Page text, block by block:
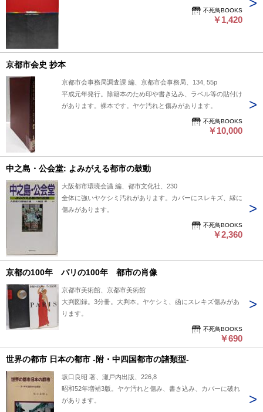
不死鳥BOOKS
￥1,420
京都市会史 抄本
京都市会事務局調査課 編、京都市会事務局、134, 55p
平成元年発行。除籍本のため印や書き込み、ラベル等の貼付け
があります。裸本です。ヤケ汚れと傷みがあります。
不死鳥BOOKS
￥10,000
中之島・公会堂: よみがえる都市の鼓動
大阪都市環境会議 編、都市文化社、230
全体に強いヤケシミ汚れがあります。カバーにスレキズ、縁に
傷みがあります。
不死鳥BOOKS
￥2,360
京都の100年 パリの100年 都市の肖像
京都市美術館、京都市美術館
大判図録。3分冊。大判本。ヤケシミ、函にスレキズ傷みがあ
ります。
不死鳥BOOKS
￥690
世界の都市 日本の都市 -附・中四国都市の諸類型-
坂口良昭 著、瀬戸内出版、226,8
昭和52年増補3版。ヤケ汚れと傷み、書き込み、カバーに破れ
があります。